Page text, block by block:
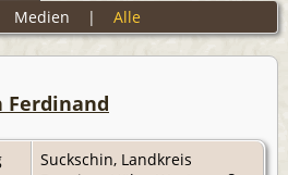
Medien | Alle
Ferdinand
Suckschin, Landkreis